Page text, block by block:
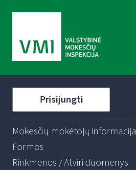
Prisijungti
Mokesčių mokėtojų informacija
Formos
Rinkmenos / Atviri duomenys